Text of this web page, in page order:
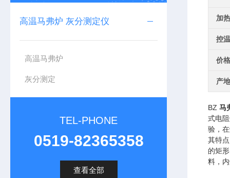
高温马弗炉 灰分测定仪
高温马弗炉
灰分测定
TEL-PHONE
0519-82365358
查看全部
加
控
价
产
BZ 马
式电
验，
其特
的矩
料，